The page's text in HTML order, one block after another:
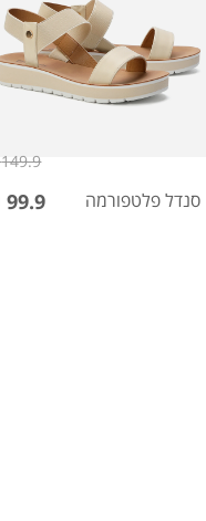
סנדל פלטפורמה 99.9 ₪
149.9 ₪